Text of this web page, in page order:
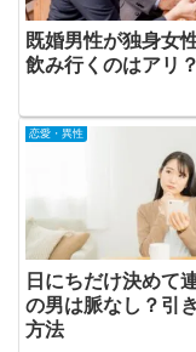
既婚男性が独身女
飲み行くのはアリ
恋愛・異性
日にちだけ決めて
の男は脈なし？引
方法